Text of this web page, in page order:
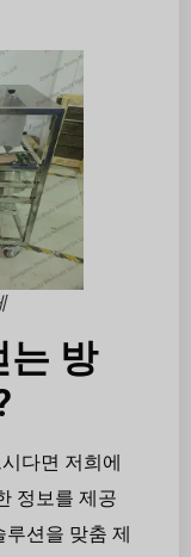
는 방
다면 저희에
정보를 제공
션을 맞춤 제